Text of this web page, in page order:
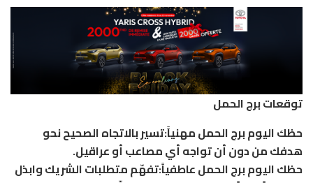
توقعات برج الحمل
حظك اليوم برج الحمل مهنياً:تسير بالاتجاه الصحيح نحو
هدفك من دون أن تواجه أي مصاعب أو عراقيل.
حظك اليوم برج الحمل عاطفياً:تفهّم متطلبات الشريك وابذل